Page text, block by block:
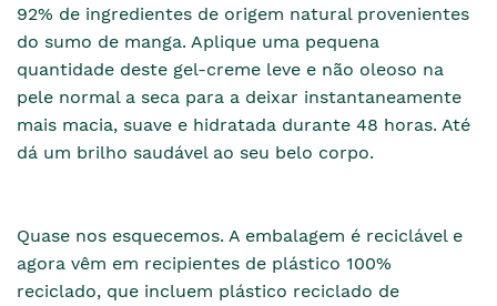
92% de ingredientes de origem natural provenientes
do sumo de manga. Aplique uma pequena
quantidade deste gel-creme leve e não oleoso na
pele normal a seca para a deixar instantaneamente
mais macia, suave e hidratada durante 48 horas. Até
dá um brilho saudável ao seu belo corpo.
Quase nos esquecemos. A embalagem é reciclável e
agora vêm em recipientes de plástico 100%
reciclado, que incluem plástico reciclado de